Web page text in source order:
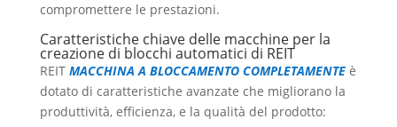
compromettere le prestazioni.
Caratteristiche chiave delle macchine per la
creazione di blocchi automatici di REIT
REIT MACCHINA A BLOCCAMENTO COMPLETAMENTEè
dotato di caratteristiche avanzate che migliorano la
produttività, efficienza, e la qualità del prodotto: